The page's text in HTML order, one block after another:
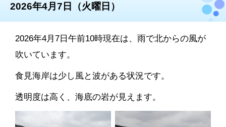
2026年4月7日（火曜日）
2026年4月7日午前10時現在は、雨で北からの風が
吹いています。
食見海岸は少し風と波がある状況です。
透明度は高く、海底の岩が見えます。